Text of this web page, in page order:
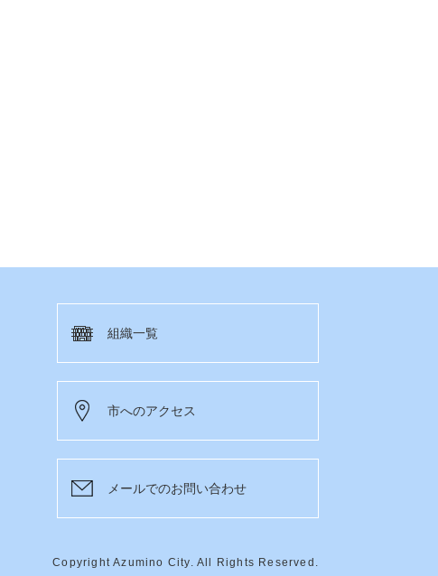
組織一覧
市へのアクセス
メールでのお問い合わせ
Copyright Azumino City. All Rights Reserved.